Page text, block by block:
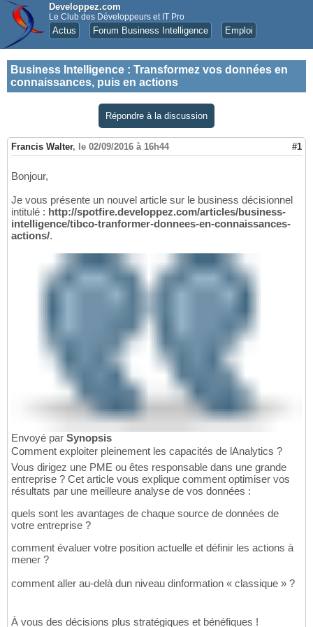
Developpez.com
Le Club des Développeurs et IT Pro
Actus Forum Business Intelligence Emploi
Business Intelligence : Transformez vos données en
connaissances, puis en actions
Répondre à la discussion
Francis Walter, le 02/09/2016 à 16h44 #1
Bonjour,
Je vous présente un nouvel article sur le business décisionnel
intitulé : http://spotfire.developpez.com/articles/business-
intelligence/tibco-tranformer-donnees-en-connaissances-
actions/.
Envoyé par Synopsis
Comment exploiter pleinement les capacités de lAnalytics ?
Vous dirigez une PME ou êtes responsable dans une grande
entreprise ? Cet article vous explique comment optimiser vos
résultats par une meilleure analyse de vos données :
quels sont les avantages de chaque source de données de
votre entreprise ?
comment évaluer votre position actuelle et définir les actions à
mener ?
comment aller au-delà dun niveau dinformation « classique » ?
À vous des décisions plus stratégiques et bénéfiques !